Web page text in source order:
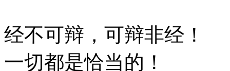
经不可辩，可辩非经！
一切都是恰当的！